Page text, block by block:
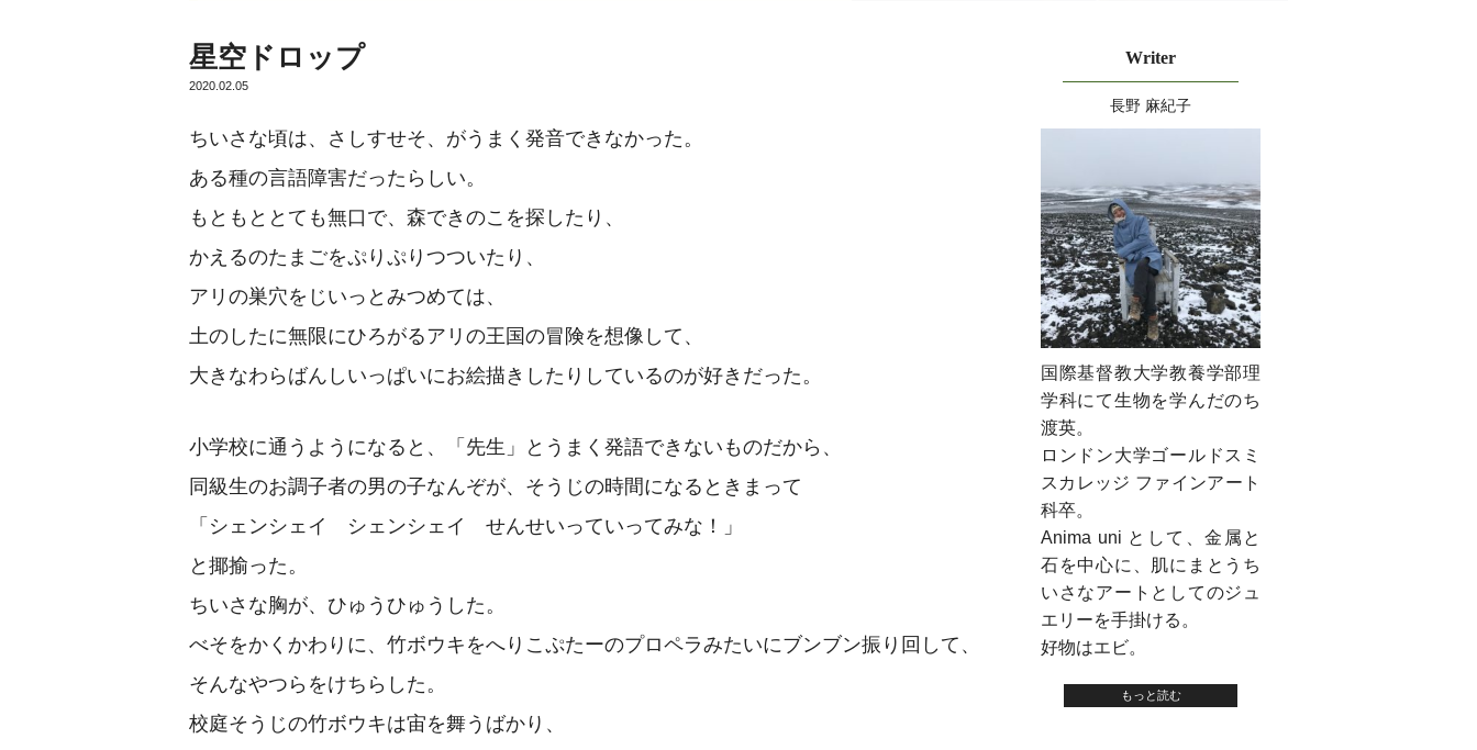
星空ドロップ
2020.02.05
ちいさな頃は、さしすせそ、がうまく発音できなかった。
ある種の言語障害だったらしい。
もともととても無口で、森できのこを探したり、
かえるのたまごをぷりぷりつついたり、
アリの巣穴をじいっとみつめては、
土のしたに無限にひろがるアリの王国の冒険を想像して、
大きなわらばんしいっぱいにお絵描きしたりしているのが好きだった。
小学校に通うようになると、「先生」とうまく発語できないものだから、
同級生のお調子者の男の子なんぞが、そうじの時間になるときまって
「シェンシェイ シェンシェイ せんせいっていってみな！」
と揶揄った。
ちいさな胸が、ひゅうひゅうした。
べそをかくかわりに、竹ボウキをへりこぷたーのプロペラみたいにブンブン振り回して、
そんなやつらをけちらした。
校庭そうじの竹ボウキは宙を舞うばかり、
Writer
長野 麻紀子
国際基督教大学教養学部理
学科にて生物を学んだのち
渡英。
ロンドン大学ゴールドスミ
スカレッジ ファインアート
科卒。
Anima uni として、金属と
石を中心に、肌にまとうち
いさなアートとしてのジュ
エリーを手掛ける。
好物はエビ。
もっと読む